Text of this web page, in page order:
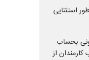
استثنایی
با واریزی 4 میلیونی بحساب
از